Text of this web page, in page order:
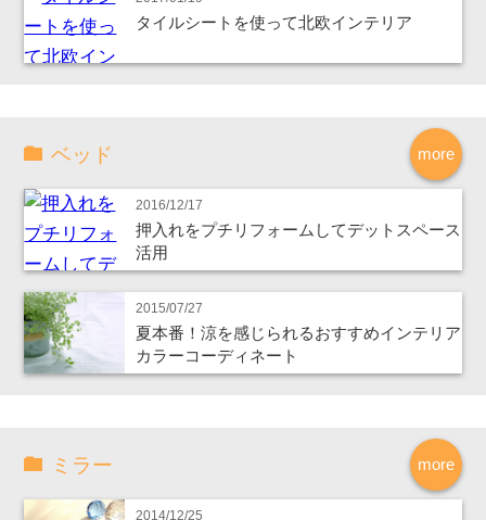
タイルシートを使って北欧インテリア
more
ベッド
2016/12/17
押入れをプチリフォームしてデットスペース
活用
2015/07/27
夏本番！涼を感じられるおすすめインテリア
カラーコーディネート
more
ミラー
2014/12/25